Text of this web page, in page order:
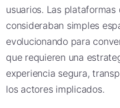
usuarios. Las
consideraban simples
evolucionando para
que requieren una
experiencia segura,
los actores implicados.